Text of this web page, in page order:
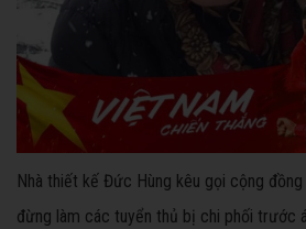
Nhà thiết kế Đức Hùng kêu gọi cộng
đừng làm các tuyển thủ bị chi phối trước